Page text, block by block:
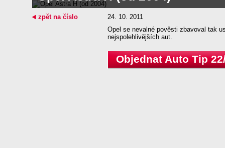
24. 10. 2011
Opel se nevalné pověsti zbavoval tak
nejspolehlivějších aut.
Objednat Auto Tip
zpět na číslo